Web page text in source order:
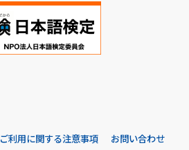
ご利用に関する注意事項
お問い合わせ